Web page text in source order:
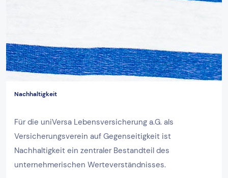
Nachhaltigkeit
Für die uniVersa Lebensversicherung a.G. als
Versicherungsverein auf Gegenseitigkeit ist
Nachhaltigkeit ein zentraler Bestandteil des
unternehmerischen Werteverständnisses.